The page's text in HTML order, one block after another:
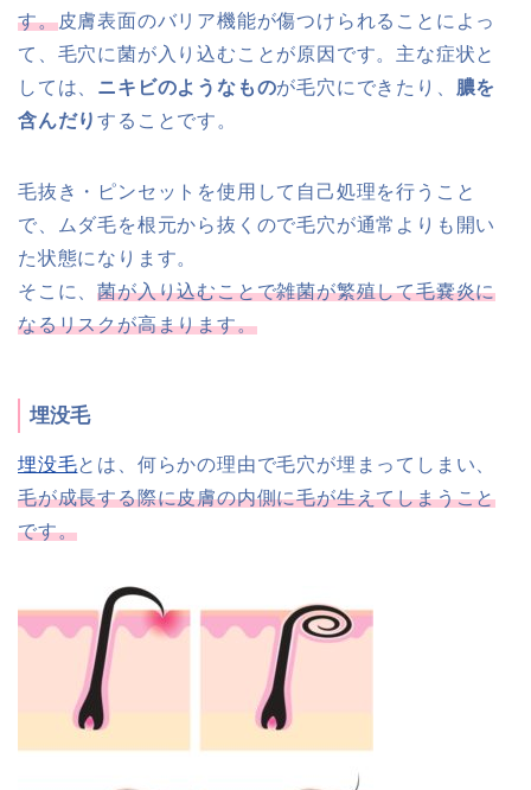
す。皮膚表面のバリア機能が傷つけられることによっ
て、毛穴に菌が入り込むことが原因です。主な症状と
しては、 ニキビのようなものが毛穴にできたり、 膿を
含んだりすることです。
毛抜き・ピンセットを使用して自己処理を行うこと
で、ムダ毛を根元から抜くので毛穴が通常よりも開い
た状態になります。
そこに、菌が入り込むことで雑菌が繁殖して毛嚢炎に
なるリスクが高まります。
埋没毛
埋没毛とは、何らかの理由で毛穴が埋まってしまい、
毛が成長する際に皮膚の内側に毛が生えてしまうこと
です。